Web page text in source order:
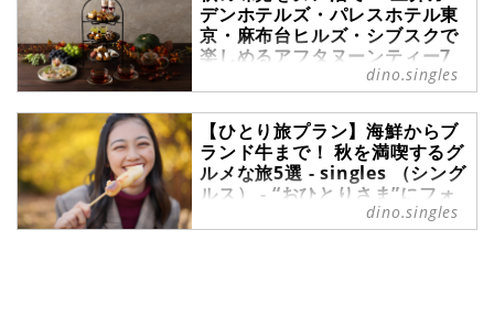
季節が変わると、限定メニューや新
しいフレーバーのメニューが登場す
るのが楽しみですよね。秋には焼き
芋やチョコレートなど魅力的なフレ
ーバーがずらっとラインナップされ
るので待ち遠しい限りです。ここで
は、人気コーヒーショップの秋を感
じる新作ドリンクを紹介します。事
前にチェックをしておくと、ふらっ
と立ち寄る際にも便利なのでおすす
めです。
デンホテルズ・パレスホテル東
京・麻布台ヒルズ・シブスクで
楽しめるアフタヌーンティー7
選 - singles （シングルス） -
“おひとりさま”にフォーカスし
た情報サイト
だんだんと涼しくなり、秋らしくな
ってきました。この季節になると、
食欲の秋という言葉も聞こえてきま
すね。今回は、秋が旬の栗やカボチ
ャ、さつまいもなど秋の味覚を存分
dino.singles
【ひとり旅プラン】海鮮からブ
ランド牛まで！ 秋を満喫するグ
ルメな旅5選 - singles （シング
ルス） - “おひとりさま”にフォ
ーカスした情報サイトdino.singles